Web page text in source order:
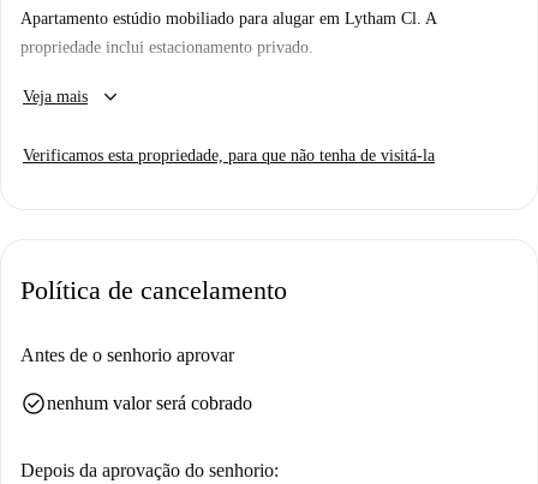
Apartamento estúdio mobiliado para alugar em Lytham Cl. A
propriedade inclui estacionamento privado.
O senhorio tem apartamentos diferentes no mesmo edifício. O que você
Veja mais keyboard_arrow_down
Verificamos esta propriedade, para que não tenha de visitá-la
Política de cancelamento
Antes de o senhorio aprovar
check_circlenenhum valor será cobrado
Depois da aprovação do senhorio: